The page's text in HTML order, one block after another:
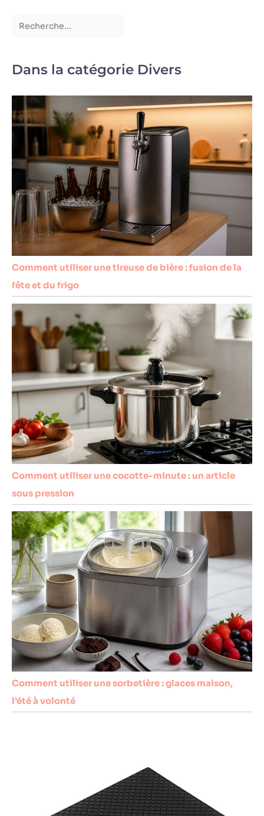
Dans la catégorie Divers
Comment utiliser une tireuse de bière : fusion de la
fête et du frigo
Comment utiliser une cocotte-minute : un article
sous pression
Comment utiliser une sorbetière : glaces maison,
l’été à volonté